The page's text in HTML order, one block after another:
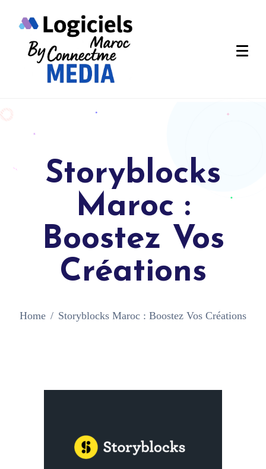
Storyblocks
Maroc :
Boostez Vos
Créations
Home Storyblocks Maroc : Boostez Vos Créations